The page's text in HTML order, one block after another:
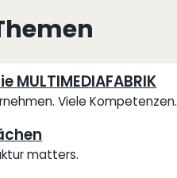
MULTIMEDIAFABRIK
Viele Kompetenzen.
matters.